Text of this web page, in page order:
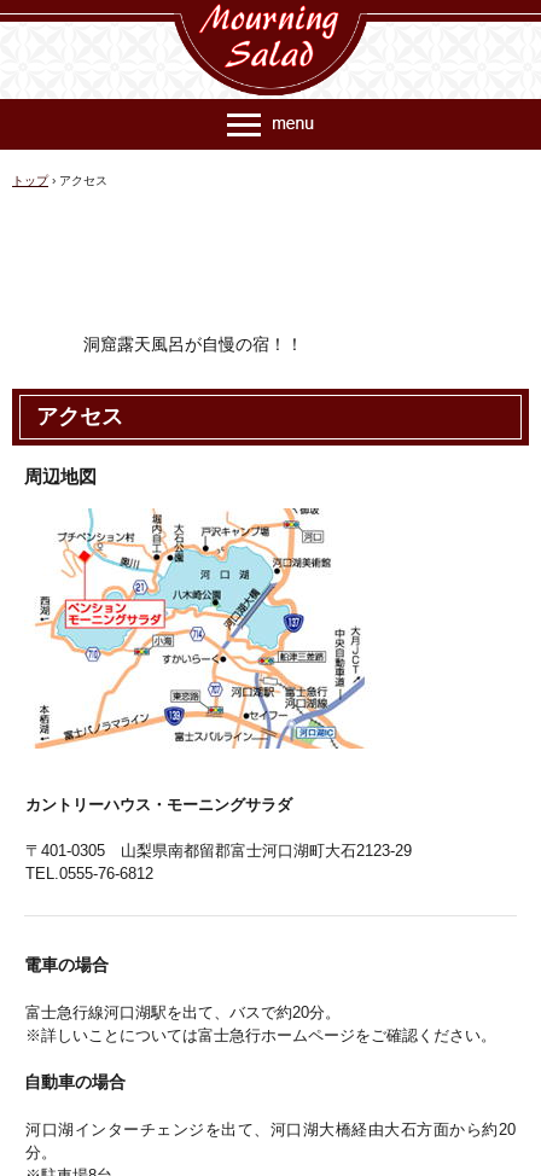
洞窟露天風呂が自慢の宿！！
〒401-0305 山梨県南都留郡富士河口湖町大石2123-29
トップ › アクセス
アクセス
周辺地図
カントリーハウス・モーニングサラダ
〒401-0305 山梨県南都留郡富士河口湖町大石2123-29
TEL.0555-76-6812
電車の場合
富士急行線河口湖駅を出て、バスで約20分。
※詳しいことについては富士急行ホームページをご確認ください。
自動車の場合
河口湖インターチェンジを出て、河口湖大橋経由大石方面から約20
分。